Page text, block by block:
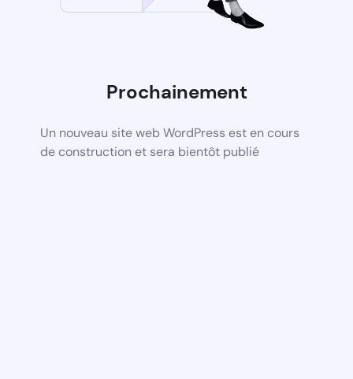
Prochainement
Un nouveau site web WordPress est en cours
de construction et sera bientôt publié